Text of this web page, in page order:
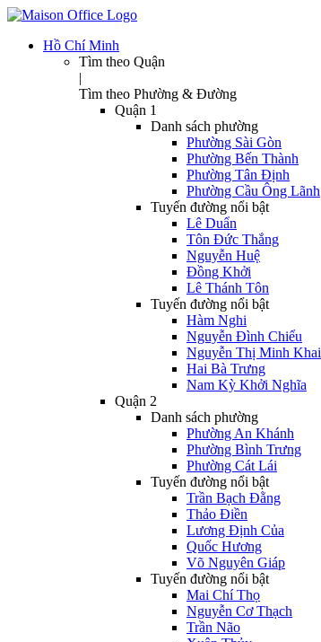
Hồ Chí Minh
Tìm theo Quận
|
Tìm theo Phường & Đường
Quận 1
Danh sách phường
Phường Sài Gòn
Phường Bến Thành
Phường Tân Định
Phường Cầu Ông Lãnh
Tuyến đường nổi bật
Lê Duẩn
Tôn Đức Thắng
Nguyễn Huệ
Đồng Khởi
Lê Thánh Tôn
Tuyến đường nổi bật
Hàm Nghi
Nguyễn Đình Chiểu
Nguyễn Thị Minh Khai
Hai Bà Trưng
Nam Kỳ Khởi Nghĩa
Quận 2
Danh sách phường
Phường An Khánh
Phường Bình Trưng
Phường Cát Lái
Tuyến đường nổi bật
Trần Bạch Đằng
Thảo Điền
Lương Định Của
Quốc Hương
Võ Nguyên Giáp
Tuyến đường nổi bật
Mai Chí Thọ
Nguyễn Cơ Thạch
Trần Não